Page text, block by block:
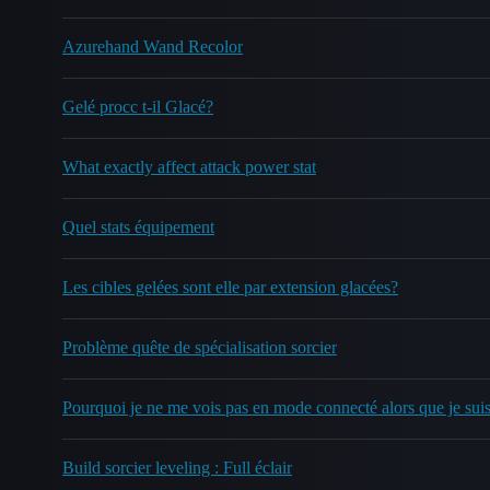
Azurehand Wand Recolor
Gelé procc t-il Glacé?
What exactly affect attack power stat
Quel stats équipement
Les cibles gelées sont elle par extension glacées?
Problème quête de spécialisation sorcier
Pourquoi je ne me vois pas en mode connecté alors que je
Build sorcier leveling : Full éclair